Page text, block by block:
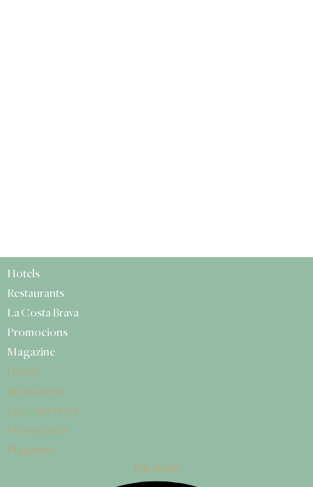
Hotels
Restaurants
La Costa Brava
Promocions
Magazine
Hotels
Restaurants
La Costa Brava
Promocions
Magazine
Facebook